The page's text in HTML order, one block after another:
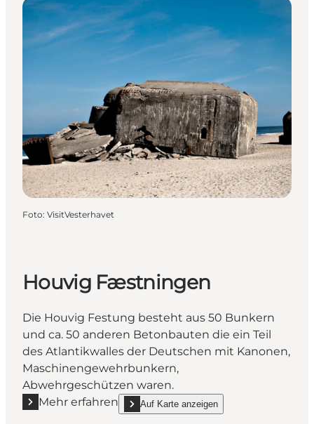
Foto: VisitVesterhavet
Houvig Fæstningen
Die Houvig Festung besteht aus 50 Bunkern
und ca. 50 anderen Betonbauten die ein Teil
des Atlantikwalles der Deutschen mit Kanonen,
Maschinengewehrbunkern,
Abwehrgeschützen waren.
Mehr erfahren
Mehr erfahren "Houvig Fæstningen"
Auf Karte anzeigen
show Houvig Fæstningen on_map